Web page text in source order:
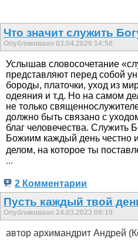
Что значит служить
Опубликовано 03.04.2020 14:58
Услышав словосочетание
представляют перед собой
бороды, платочки, уход из
одеяния и т.д. Но на самом
не только
должно быть связано с
благ человечества. Служить
Божиим каждый день честно
делом, на которое ты
...
2 Комментарии
Пусть каждый твой
Опубликовано 24.03.2023 09:19
автор архимандрит Андрей